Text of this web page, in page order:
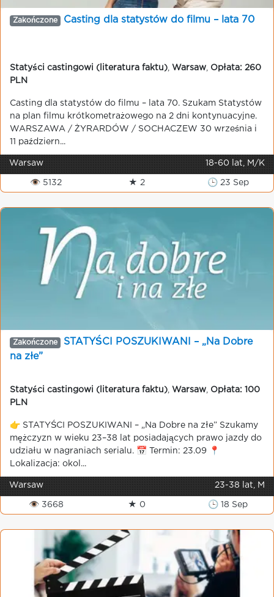
Zakończone Casting dla statystów do filmu – lata 70
Statyści castingowi (literatura faktu) Warsaw
Opłata: 260
PLN
Casting dla statystów do filmu – lata 70. Szukam Statystów
na plan filmu krótkometrażowego na 2 dni kontynuacyjne.
WARSZAWA / ŻYRARDÓW / SOCHACZEW 30 września i
11 październ...
Warsaw 18-60 lat, M/K
👁 5132 ★ 2 🕒 23 Sep
Zakończone
STATYŚCI POSZUKIWANI – „Na Dobre
na złe”
Statyści castingowi (literatura faktu) Warsaw
Opłata: 100
PLN
👉 STATYŚCI POSZUKIWANI – „Na Dobre na złe” Szukamy
mężczyzn w wieku 23–38 lat posiadających prawo jazdy do
udziału w nagraniach serialu. 📅 Termin: 23.09 📍
Lokalizacja: okol...
Warsaw 23-38 lat, M
👁 3668 ★ 0 🕒 18 Sep